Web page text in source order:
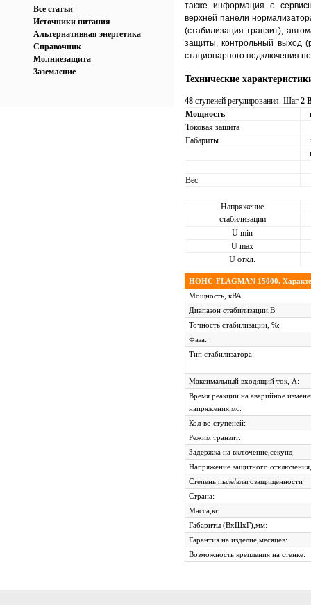
Все статьи
Источники питания
Альтернативная энергетика
Справочник
Молниезащита
Заземление
также информация о
верхней панели
(стабилизация-транзит),
защиты, контрольный выход
стационарного подключения
Технические
48 ступеней регулирования. Шаг 2
Мощность
Токовая защита
Габариты
Вес
Напряжение
стабилизации
U min
U max
U откл.
НОНС-FLAGMAN 15000.
Мощность, кВА
Диапазон стабилизации,В:
Точность стабилизации, %:
Фаза:
Тип стабилизатора:
Максимальный входящий ток, А:
Время реакции на аварийное
напряжения,мс:
Кол-во ступеней:
Режим транзит:
Задержка на включение,секунд
Напряжение защитного
Степень пыле/влагозащищенности
Страна:
Масса,кг:
Габариты (ВхШхГ),мм:
Гарантия на изделие,месяцев:
Возможность крепления на стенке: